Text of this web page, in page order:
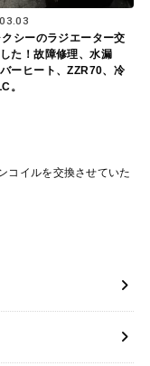
シーのラジエーター交
た！故障修理、水漏
ーヒート、ZZR70、冷
。
コイルを交換させていた